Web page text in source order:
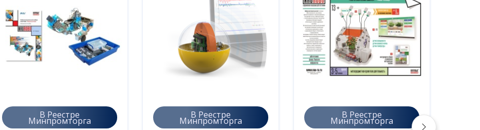
В Реестре
Минпромторга
В Реестре
Минпромторга
В Реестре
Минпромторга